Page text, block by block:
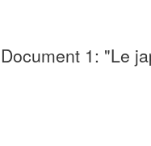
Document 1: "Le